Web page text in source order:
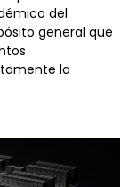
del
general que
la